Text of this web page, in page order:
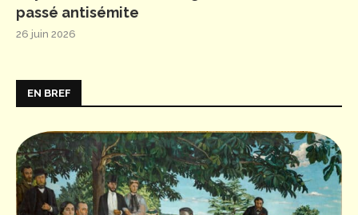
passé antisémite
26 juin 2026
EN BREF